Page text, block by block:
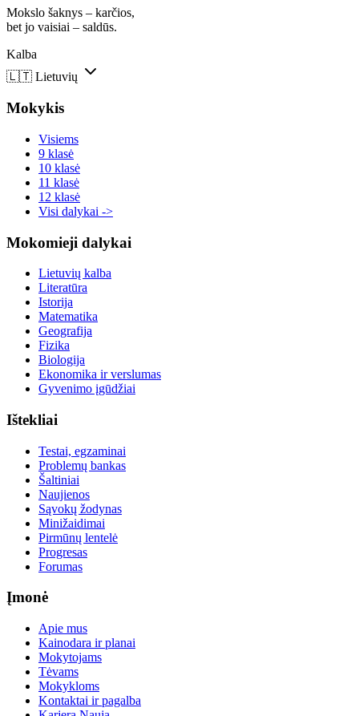
Mokslo šaknys – karčios,
bet jo vaisiai – saldūs.
Kalba
🇱🇹 Lietuvių
Mokykis
Visiems
9 klasė
10 klasė
11 klasė
12 klasė
Visi dalykai ->
Mokomieji dalykai
Lietuvių kalba
Literatūra
Istorija
Matematika
Geografija
Fizika
Biologija
Ekonomika ir verslumas
Gyvenimo įgūdžiai
Ištekliai
Testai, egzaminai
Problemų bankas
Šaltiniai
Naujienos
Sąvokų žodynas
Minižaidimai
Pirmūnų lentelė
Progresas
Forumas
Įmonė
Apie mus
Kainodara ir planai
Mokytojams
Tėvams
Mokykloms
Kontaktai ir pagalba